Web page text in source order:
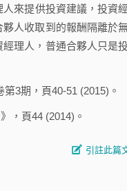
來提供投資建議，投資
人收取到的報酬隔離於
理人，普通合夥人只是
3期，頁40-51 (2015)。
，頁44 (2014)。
引註此篇